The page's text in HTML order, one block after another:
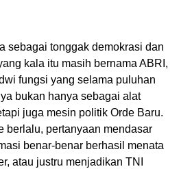
sebagai tonggak demokrasi dan
kala itu masih bernama ABRI,
fungsi yang selama puluhan
bukan hanya sebagai alat
juga mesin politik Orde Baru.
berlalu, pertanyaan mendasar
benar-benar berhasil menata
atau justru menjadikan TNI